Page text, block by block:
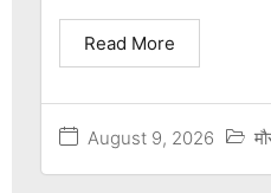
August 9, 2026
Read More